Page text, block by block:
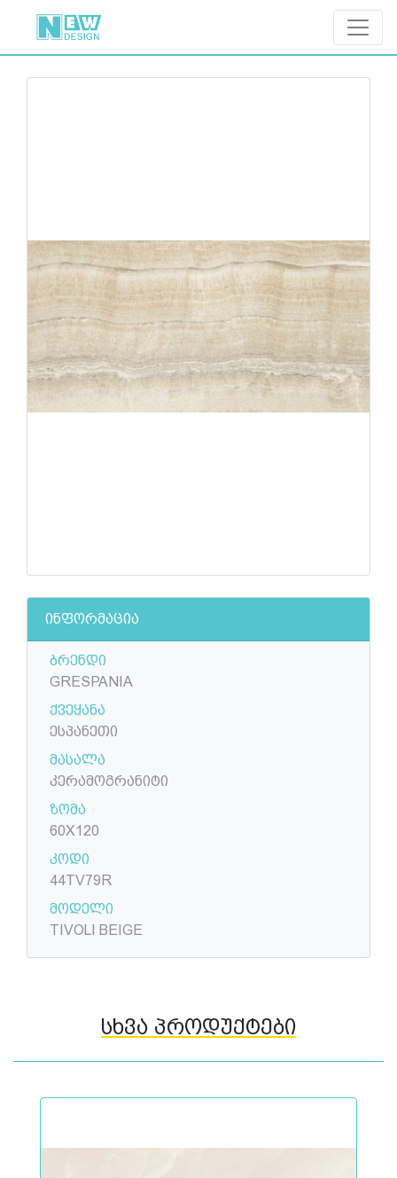
ინფორმაცია
ბრენდი
GRESPANIA
ქვეყანა
ესპანეთი
მასალა
კერამოგრანიტი
ზომა
60X120
კოდი
44TV79R
მოდელი
TIVOLI BEIGE
სხვა პროდუქტები